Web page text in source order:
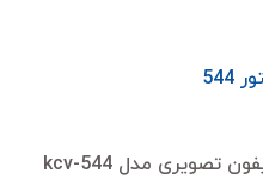
در زیر چند نمونه از مانیتور آیفون تصویری مدل kcv-544